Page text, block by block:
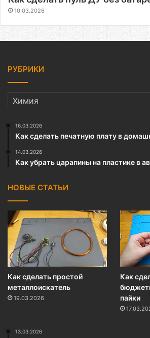
10.03.2026
РУБРИКИ
РУБРИКИ
16.03.2026
Как сделать печатную плату в
14.03.2026
Как убрать царапины на пластике в
НОВЫЕ СТАТЬИ
Как сделать простой
металлоискатель
19.03.2026
Как
пайки
13.03.2026